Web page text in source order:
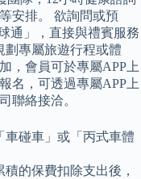
安排。 欲詢問或預
通」，直接與禮賓服務
劃專屬旅遊行程或體
，會員可於專屬APP上
名，可透過專屬APP上
聯絡接洽。
車碰車」或「丙式車體
的保費扣除支出後，